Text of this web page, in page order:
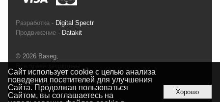
Разработка - Digital Spectr
Продвижение - Datakit
© 2026 Baseg,
Полная версия
Сайт использует cookie с целью анализа
поведения посетителей для улучшения
Сайта. Продолжая пользоваться
Сайтом, вы соглашаетесь на
Хорошо